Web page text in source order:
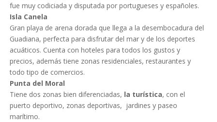
fue muy codiciada y disputada por portugueses y españoles.
Isla Canela
Gran playa de arena dorada que llega a la desembocadura del
Guadiana, perfecta para disfrutar del mar y de los deportes
acuáticos. Cuenta con hoteles para todos los gustos y
precios, además tiene zonas residenciales, restaurantes y
todo tipo de comercios.
Punta del Moral
Tiene dos zonas bien diferenciadas, la turística, con el
puerto deportivo, zonas deportivas, jardines y paseo
marítimo.